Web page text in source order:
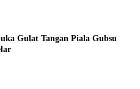
Gulat Tangan Piala Gubsu